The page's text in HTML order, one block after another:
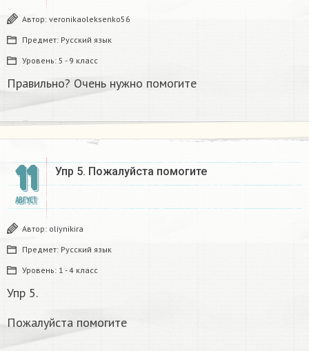
Автор: veronikaoleksenko56
Предмет: Русский язык
Уровень: 5 - 9 класс
Правильно? Очень нужно помогите
11
АВГУСТ
Упр 5. Пожалуйста помогите
Автор: oliynikira
Предмет: Русский язык
Уровень: 1 - 4 класс
Упр 5.
Пожалуйста помогите